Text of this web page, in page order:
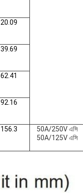
20.09
39.69
62.41
92.16
156.3
50A/250V এসি
50A/125V এসি